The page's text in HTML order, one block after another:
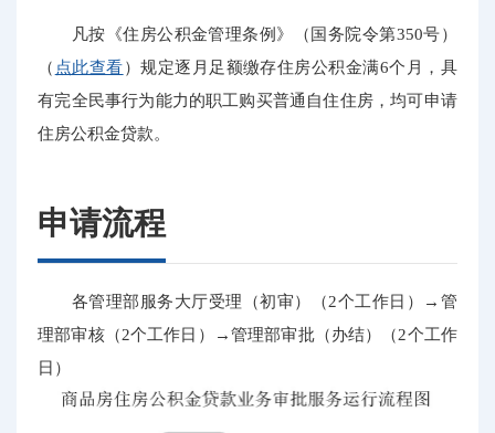
凡按《住房公积金管理条例》（国务院令第350号）
（ 点此查看）规定逐月足额缴存住房公积金满6个月，具
有完全民事行为能力的职工购买普通自住住房，均可申请
住房公积金贷款。
申请流程
各管理部服务大厅受理（初审）（2个工作日）→管
理部审核（2个工作日）→管理部审批（办结）（2个工作
日）